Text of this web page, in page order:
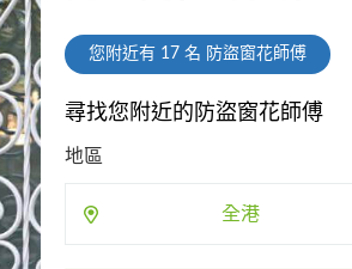
您附近有 17 名 防盜窗花師傅
尋找您附近的防盜窗花師傅
地區
全港